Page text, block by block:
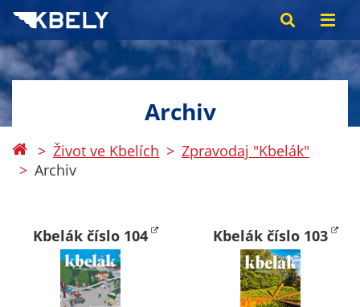
Archiv
Život ve Kbelích
Zpravodaj "Kbelák"
Archiv
Kbelák číslo 104 Kbelák číslo 103